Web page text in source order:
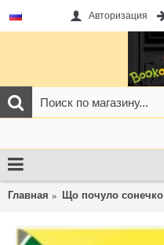
Авторизация
Главная Що почуло сонечко